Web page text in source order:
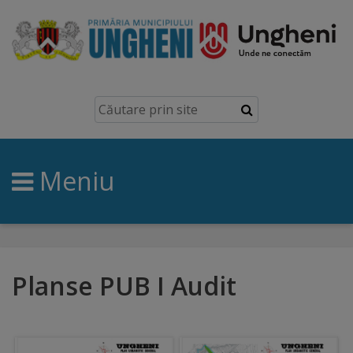
Ungheni
Prezentare
generală
Simbolurile
brand
înfrățite
Meniu
Planse PUB I Audit